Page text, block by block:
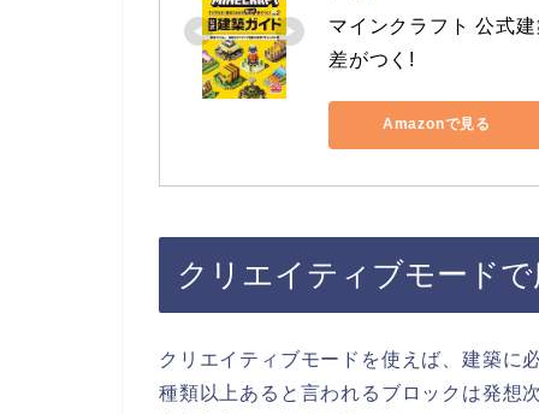
マインクラフト 公式
差がつく!
Amazonで見る
クリエイティブモード
クリエイティブモードを使えば、建築に
種類以上あると言われるブロックは発想